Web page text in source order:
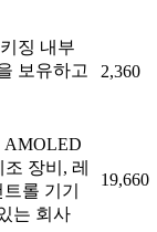
징 내부
보유하고
2,360
AMOLED
장비, 레
롤 기기
는 회사
19,660